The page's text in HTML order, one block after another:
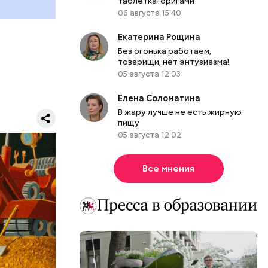
06 августа 15:40
Екатерина Рощина
Без огонька работаем,
товарищи, нет энтузиазма!
05 августа 12:03
Елена Соломатина
В жару лучше не есть жирную
пищу
05 августа 12:02
Все мнения